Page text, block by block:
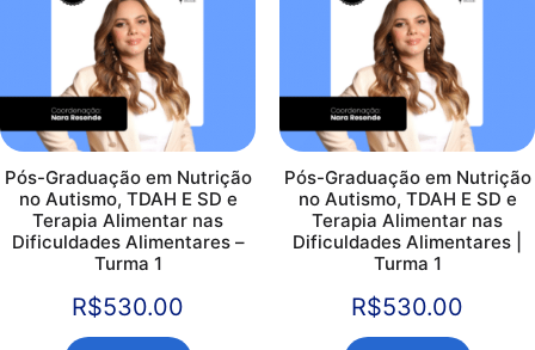
Pós-Graduação em Nutrição
no Autismo, TDAH E SD e
Terapia Alimentar nas
Dificuldades Alimentares –
Turma 1
R$530.00
Pós-Graduação em Nutrição
no Autismo, TDAH E SD e
Terapia Alimentar nas
Dificuldades Alimentares |
Turma 1
R$530.00